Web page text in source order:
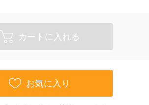
カートに入れる
お気に入り